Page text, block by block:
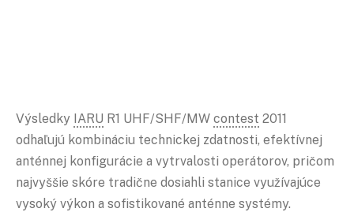
Výsledky IARU R1 UHF/SHF/MW contest 2011
odhaľujú kombináciu technickej zdatnosti, efektívnej
anténnej konfigurácie a vytrvalosti operátorov, pričom
najvyššie skóre tradične dosiahli stanice využívajúce
vysoký výkon a sofistikované anténne systémy.